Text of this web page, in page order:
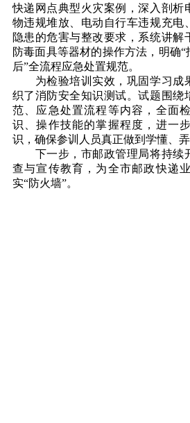
快递网点典型火灾案例，深入剖析
物违规堆放、电动自行车违规充电
隐患的危害与整改要求，系统讲解
防毒面具等器材的操作方法，明确
后”全流程应急处置规范。
为检验培训实效，巩固学习成
织了消防安全知识测试。试题围绕
范、应急处置流程等内容，全面
识、操作技能的掌握程度，进一
识，确保参训人员真正做到学懂、弄
下一步，市邮政管理局将持续
查与宣传教育，为全市邮政快递
实“防火墙”。